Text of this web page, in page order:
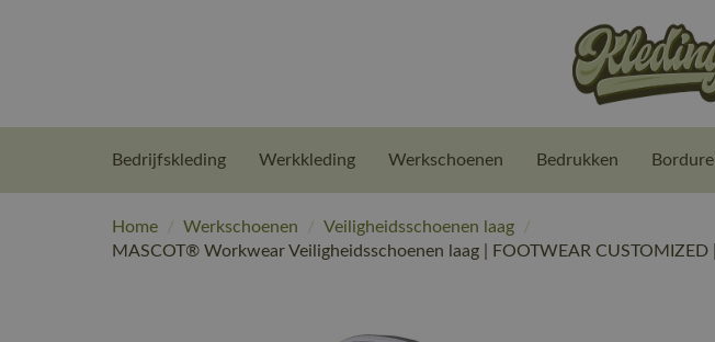
Bedrijfskleding Werkkleding Werkschoenen Bedrukken
Home / Werkschoenen / Veiligheidsschoenen laag
/
MASCOT® Workwear Veiligheidsschoenen laag | FOOTWEAR